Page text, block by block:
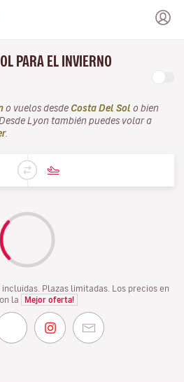
PARA EL INVIERNO
o vuelos desde Costa Del Sol o bien
Desde Lyon también puedes volar a
.
Plazas limitadas. Los precios en
la
Mejor oferta!